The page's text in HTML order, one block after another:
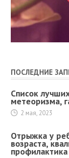
ПОСЛЕДНИЕ
Список
метеоризма,
2 мая, 2023
Отрыжка у
возраста,
профилактика